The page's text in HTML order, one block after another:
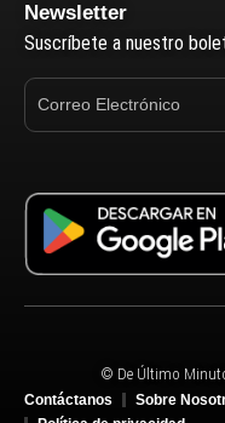
Newsletter
Suscríbete a nuestro
© De Último
Contáctanos
Sobre